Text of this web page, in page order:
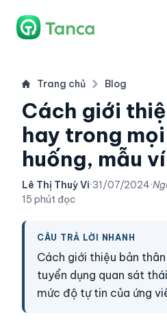
Trang chủ Blog
Cách giới
hay trong
huống, mẫu
Lê Thị Thuỳ Vi·31/07/2024·
15 phút đọc
CÂU TRẢ LỜI NHANH
Cách giới thiệu bản
tuyển dụng quan sát
mức độ tự tin của ứng